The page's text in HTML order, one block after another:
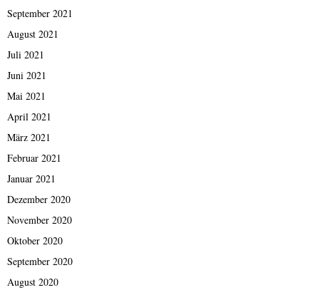
September 2021
August 2021
Juli 2021
Juni 2021
Mai 2021
April 2021
März 2021
Februar 2021
Januar 2021
Dezember 2020
November 2020
Oktober 2020
September 2020
August 2020